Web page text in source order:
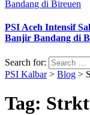
PSI Aceh Intensif
Banjir Bandang di
Search for:
PSI Kalbar> Blog >
Tag: